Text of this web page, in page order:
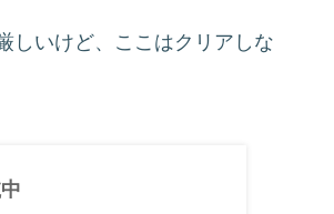
しいけど、ここはクリアしな